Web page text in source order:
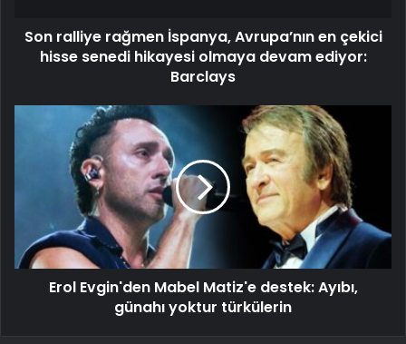
Son ralliye rağmen İspanya, Avrupa’nın en çekici
hisse senedi hikayesi olmaya devam ediyor:
Barclays
Erol Evgin'den Mabel Matiz'e destek: Ayıbı,
günahı yoktur türkülerin